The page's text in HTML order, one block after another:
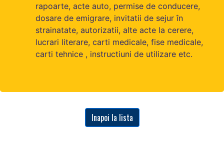
rapoarte, acte auto, permise de conducere,
dosare de emigrare, invitatii de sejur în
strainatate, autorizatii, alte acte la cerere,
lucrari literare, carti medicale, fise medicale,
carti tehnice , instructiuni de utilizare etc.
Inapoi la lista